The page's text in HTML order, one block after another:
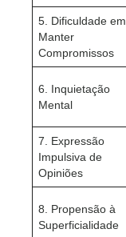
5. Dificuldade em
Manter
Compromissos
6. Inquietação
Mental
7. Expressão
Impulsiva de
Opiniões
8. Propensão à
Superficialidade